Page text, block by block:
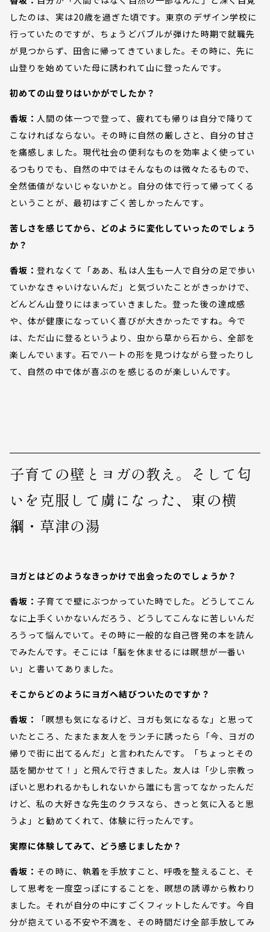
したのは、実は20歳を過ぎた頃です。東京のデザイン学校に
行っていたのですが、ちょうどバブルが弾けた時期で就職先
が見つからず、田舎に帰ってきていました。その時に、先に
山登りを始めていた母に誘われて山に登ったんです。
初めての山登りはいかがでしたか？
香坂： 人間の体一つで登って、疲れても帰りは自分で降りて
こなければならない。その時に自然の厳しさと、自分の甘さ
を痛感しました。現代社会の便利なものを効率よく使ってい
るつもりでも、自然の中ではそんなものは微々たるもので、
全然価値がないじゃないかと。自分の体で行って帰ってくる
ということが、最初はすごく苦しかったんです。
苦しさを感じてから、どのように変化していったのでしょう
か？
香坂：登れなくて「ああ、私は人生も一人で自分の足で歩い
ていかなきゃいけないんだ」と気づいたことがきっかけで、
どんどん山登りにはまっていきました。登った後の達成感
や、体が健康になっていく喜びが大きかったですね。今で
は、ただ山に登るというより、虫から草から石から、全部を
楽しんでいます。石でハートの形を見つけながら登ったりし
て、自然の中で体が喜ぶのを感じるのが楽しいんです。
子育ての壁とヨガの教え。そして匂
いを克服して虜になった、東の横
綱・草津の湯
ヨガとはどのようなきっかけで出会ったのでしょうか？
香坂： 子育てで壁にぶつかっていた時でした。どうしてこん
なに上手くいかないんだろう、どうしてこんなに苦しいんだ
ろうって悩んでいて。その時に一般的な自己啓発の本を読ん
でみたんです。そこには「脳を休ませるには瞑想が一番い
い」と書いてありました。
そこからどのようにヨガへ結びついたのですか？
香坂：
「瞑想も気になるけど、ヨガも気になるな」と思って
いたところ、たまたま友人をランチに誘ったら「今、ヨガの
帰りで街に出てるんだ」と言われたんです。「ちょっとその
話を聞かせて！」と飛んで行きました。友人は「少し宗教っ
ぽいと思われるかもしれないから誰にも言ってなかったんだ
けど、私の大好きな先生のクラスなら、きっと気に入ると思
うよ」と勧めてくれて、体験に行ったんです。
実際に体験してみて、どう感じましたか？
香坂： その時に、執着を手放すこと、呼吸を整えること、そ
して思考を一度空っぽにすることを、瞑想の誘導から教わり
ました。それが自分の中にすごくフィットしたんです。今自
分が抱えている不安や不満を、その時間だけ全部手放してみ